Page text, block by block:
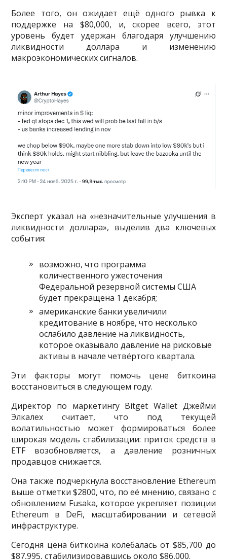
Более того, он ожидает ещё одного рывка к
поддержке на $80,000, и, скорее всего, этот
уровень будет удержан благодаря улучшению
ликвидности доллара и изменению
макроэкономических сигналов.
Эксперт указал на «незначительные улучшения в
ликвидности доллара», выделив два ключевых
события:
возможно, что программа
количественного ужесточения
Федеральной резервной системы США
будет прекращена 1 декабря;
американские банки увеличили
кредитование в ноябре, что несколько
ослабило давление на ликвидность,
которое оказывало давление на рисковые
активы в начале четвёртого квартала.
Эти факторы могут помочь цене биткоина
восстановиться в следующем году.
Директор по маркетингу Bitget Wallet Джейми
Элкалех считает, что под текущей
волатильностью может формироваться более
широкая модель стабилизации: приток средств в
ETF возобновляется, а давление розничных
продавцов снижается.
Она также подчеркнула восстановление Ethereum
выше отметки $2800, что, по её мнению, связано с
обновлением Fusaka, которое укрепляет позиции
Ethereum в DeFi, масштабировании и сетевой
инфраструктуре.
Сегодня цена биткоина колебалась от $85,700 до
$87,995, стабилизировавшись около $86,000.